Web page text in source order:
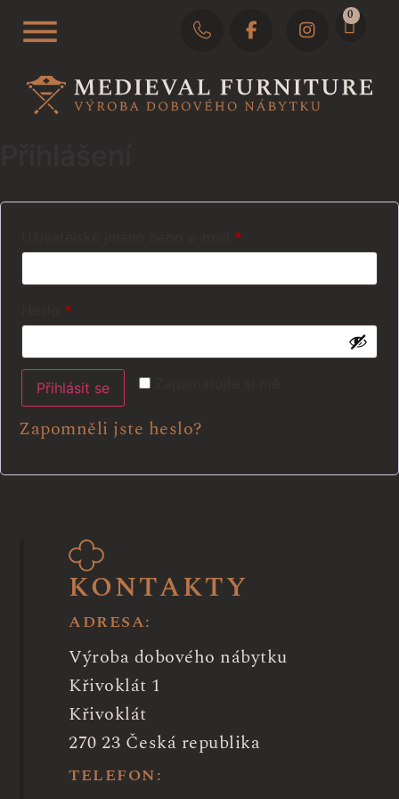
0
*
*
Přihlásit se
Zapomněli jste heslo?
KONTAKTY
ADRESA:
Výroba dobového nábytku
Křivoklát 1
Křivoklát
270 23 Česká republika
TELEFON: